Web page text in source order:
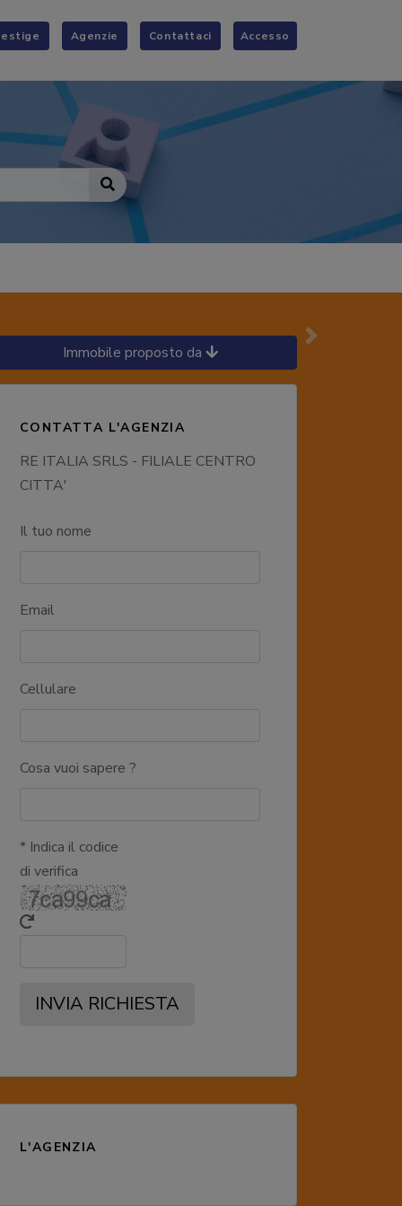
Agenzie Contattaci Accesso
Successivo
Immobile proposto da
CONTATTA L'AGENZIA
RE ITALIA SRLS - FILIALE CENTRO
CITTA'
Il tuo nome
Email
Cellulare
Cosa vuoi sapere ?
* Indica il codice
di verifica
INVIA RICHIESTA
L'AGENZIA